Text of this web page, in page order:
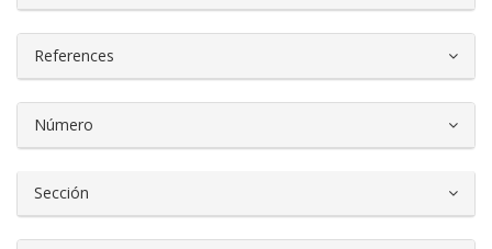
References
Número
Sección